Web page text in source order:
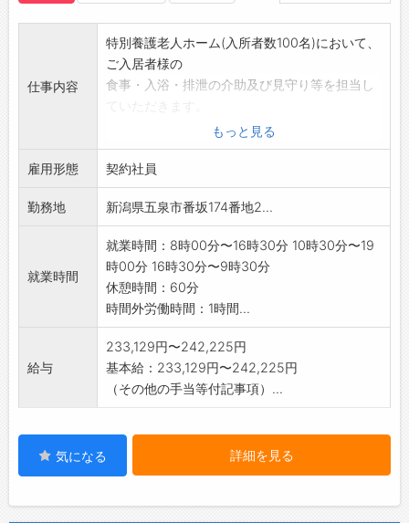
仕事内容
特別養護老人ホーム(入所者数100名)において、
ご入居者様の
食事・入浴・排泄の介助及び見守り等を担当し
*介護福祉士の資格取得に向け、模擬試験や勉強
会等を開催して
バックアップしますので、ぜひご応募くださ
い。
*ブランクのある方、資格があっても経験がない
ぜひご応募ください。
◎介護福祉士の資格取得後は、正規職員の試験
を受けていただくこ
とが可能になります。(採用後は公務員となり
変更範囲:変更なし
もっと見る
雇用形態 契約社員
勤務地 新潟県五泉市番坂174番地2...
就業時間
就業時間：8時00分〜16時30分 10時30分〜19
時00分 16時30分〜9時30分
休憩時間：60分
時間外労働時間：1時間...
給与
233,129円〜242,225円
基本給：233,129円〜242,225円
（その他の手当等付記事項）...
気になる 詳細を見る